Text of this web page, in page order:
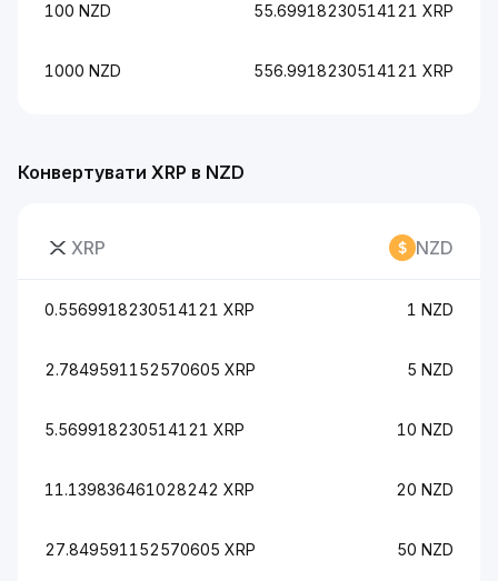
Конвертувати XRP в NZD
XRP NZD
0.5569918230514121 XRP 1 NZD
2.7849591152570605 XRP 5 NZD
5.569918230514121 XRP 10 NZD
11.139836461028242 XRP 20 NZD
27.849591152570605 XRP 50 NZD
100 NZD 55.69918230514121 XRP
1000 NZD 556.9918230514121 XRP